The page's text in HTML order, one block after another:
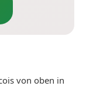
von oben in